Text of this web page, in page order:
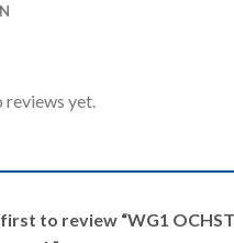
reviews yet.
to review “WG1